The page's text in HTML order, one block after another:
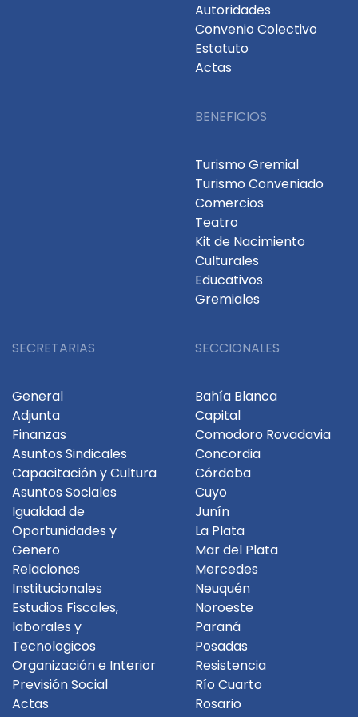
Autoridades
Convenio Colectivo
Estatuto
Actas
BENEFICIOS
Turismo Gremial
Turismo Conveniado
Comercios
Teatro
Kit de Nacimiento
Culturales
Educativos
Gremiales
SECRETARIAS
General
Adjunta
Finanzas
Asuntos Sindicales
Capacitación y Cultura
Asuntos Sociales
Igualdad de
Oportunidades y
Genero
Relaciones
Institucionales
Estudios Fiscales,
laborales y
Tecnologicos
Organización e Interior
Previsión Social
Actas
SECCIONALES
Bahía Blanca
Capital
Comodoro Rovadavia
Concordia
Córdoba
Cuyo
Junín
La Plata
Mar del Plata
Mercedes
Neuquén
Noroeste
Paraná
Posadas
Resistencia
Río Cuarto
Rosario